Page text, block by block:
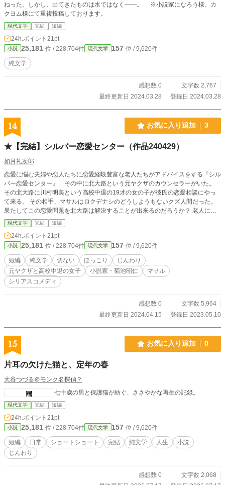
ねった。しかし、出てきたものは水ではなく――。 ※小説家になろう様、カ
クヨム様にて重複投稿しております。
現代文学 完結 短編
24h.ポイント 21pt
小説 25,181 位 / 228,704件 現代文学 157 位 / 9,620件
純文学
感想数 0
文字数 2,767
最終更新日 2024.03.28
登録日 2024.03.28
14 お気に入り追加 3
★【完結】シルバー恋愛センター（作品240429）
如月礼次郎
恋愛に悩む夫婦や恋人たちに恋愛経験豊富な老人たちがアドバイスをする『シル
バー恋愛センター』 その中に北大路という元ヤクザのカウンセラーがいた。
その北大路に川村明美という高校中退の19才の女の子が彼氏の恋愛相談にやっ
て来る。 その相手、マサルはロクデナシのどうしようもないクズ人間だった。
果たしてこの恋愛問題を北大路は解決することが出来るのだろうか？ 老人には
若者をしあわせに導く義務があるというシリアス・コメディです。
現代文学 完結 短編
24h.ポイント 21pt
小説 25,181 位 / 228,704件 現代文学 157 位 / 9,620件
短編 純文学 切ない ほっこり
じんわり
元ヤクザと高校中退の女子
小説家・菊池昭仁
マサル
シリアスコメディ
感想数 0
文字数 5,964
最終更新日 2024.04.15
登録日 2023.05.10
15 お気に入り追加 0
片耳の欠けた猫と、定年の春
大谷つづる＠モンク名探偵？
七十歳の男と保護猫が紡ぐ、ささやかな再生の記録。
現代文学 完結 短編
24h.ポイント 21pt
小説 25,181 位 / 228,704件 現代文学 157 位 / 9,620件
短編 日常 ショートショート 完結 純文学 人生
小説
じんわり
感想数 0
文字数 2,068